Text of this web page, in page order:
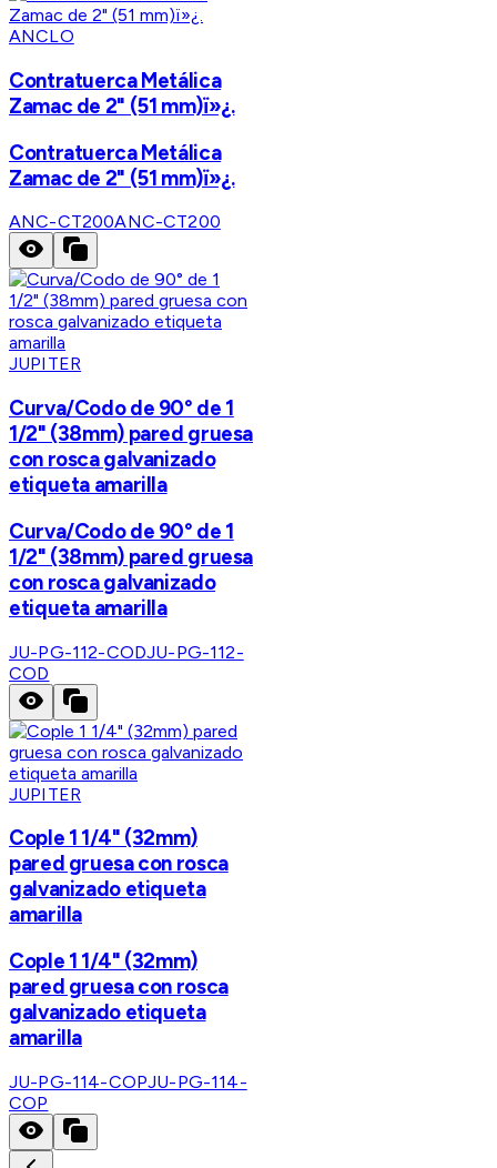
ANCLO
Contratuerca Metálica
Zamac de 2" (51 mm)ï»¿.
Contratuerca Metálica
Zamac de 2" (51 mm)ï»¿.
ANC-CT200ANC-CT200
JUPITER
Curva/Codo de 90° de 1
1/2" (38mm) pared gruesa
con rosca galvanizado
etiqueta amarilla
Curva/Codo de 90° de 1
1/2" (38mm) pared gruesa
con rosca galvanizado
etiqueta amarilla
JU-PG-112-CODJU-PG-112-
COD
JUPITER
Cople 1 1/4" (32mm)
pared gruesa con rosca
galvanizado etiqueta
amarilla
Cople 1 1/4" (32mm)
pared gruesa con rosca
galvanizado etiqueta
amarilla
JU-PG-114-COPJU-PG-114-
COP